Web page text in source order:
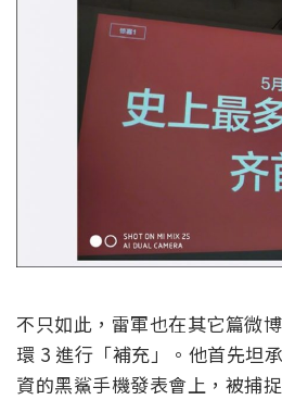
不只如此，雷軍也在其它篇微
環 3 進行「補充」。他首先坦
資的黑鯊手機發表會上，被捕